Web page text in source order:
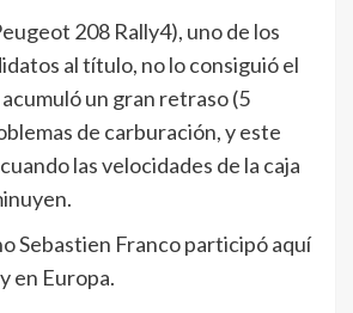
208 Rally4), uno de los
al título, no lo consiguió el
un gran retraso (5
de carburación, y este
las velocidades de la caja
Sebastien Franco participó aquí
en Europa.